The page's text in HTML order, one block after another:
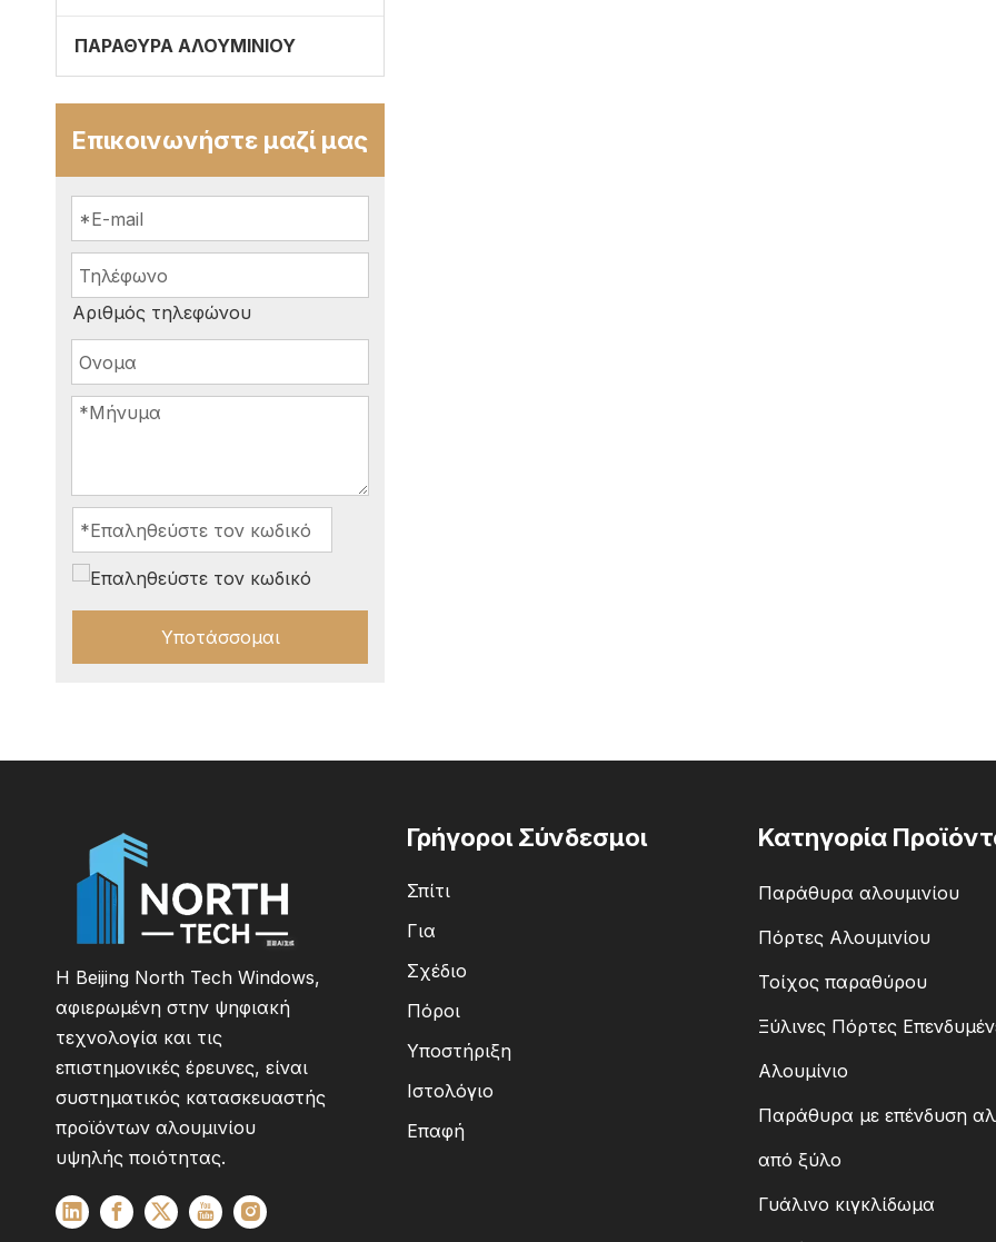
ΠΑΡΑΘΥΡΑ ΑΛΟΥΜΙΝΙΟΥ
Επικοινωνήστε μαζί μας
Αριθμός τηλεφώνου
Υποτάσσομαι
Η Beijing North Tech Windows,
αφιερωμένη στην ψηφιακή
τεχνολογία και τις
επιστημονικές έρευνες, είναι
συστηματικός κατασκευαστής
προϊόντων αλουμινίου
υψηλής ποιότητας.
Γρήγοροι Σύνδεσμοι
Σπίτι
Για
Σχέδιο
Πόροι
Υποστήριξη
Ιστολόγιο
Επαφή
Κατηγορία
Παράθυρα αλουμινίου
Πόρτες Αλουμινίου
Τοίχος παραθύρου
Ξύλινες Πόρτες
Αλουμίνιο
Παράθυρα με επένδυση
από ξύλο
Γυάλινο κιγκλίδωμα